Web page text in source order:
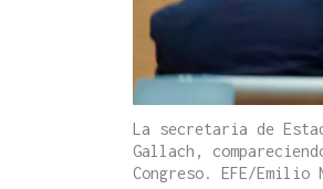
La secretaria de
Gallach,
Congreso. EFE/Emilio